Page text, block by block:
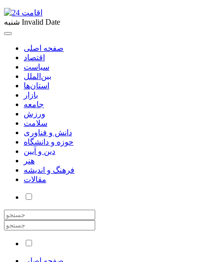
شنبه Invalid Date
صفحه اصلی
اقتصاد
سیاست
بین‌الملل
استان‌ها
بازار
جامعه
ورزش
سلامت
دانش و فناوری
حوزه و دانشگاه
دین و آیین
هنر
فرهنگ و اندیشه
مقالات